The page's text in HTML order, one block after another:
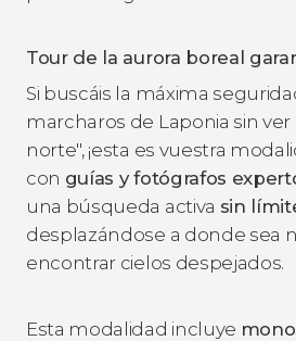
Tour de la aurora boreal
Si buscáis la máxima
marcharos de Laponia sin ver
norte", ¡esta es vuestra
con guías y fotógrafos
una búsqueda activa sin
desplazándose a donde sea
encontrar cielos despejados.
Esta modalidad incluye